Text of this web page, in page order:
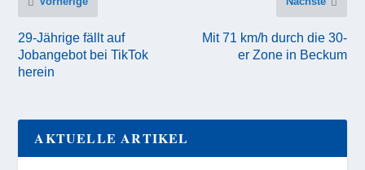
29-Jährige fällt auf
Jobangebot bei TikTok
herein
Mit 71 km/h durch die 30-
er Zone in Beckum
AKTUELLE ARTIKEL